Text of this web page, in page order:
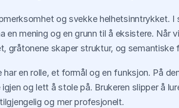
og svekke helhetsinntrykket.
mening og en grunn til å eksistere. Når
skaper struktur, og semantiske
en rolle, et formål og en funksjon. På
og lett å stole på. Brukeren slipper å
og mer profesjonelt.